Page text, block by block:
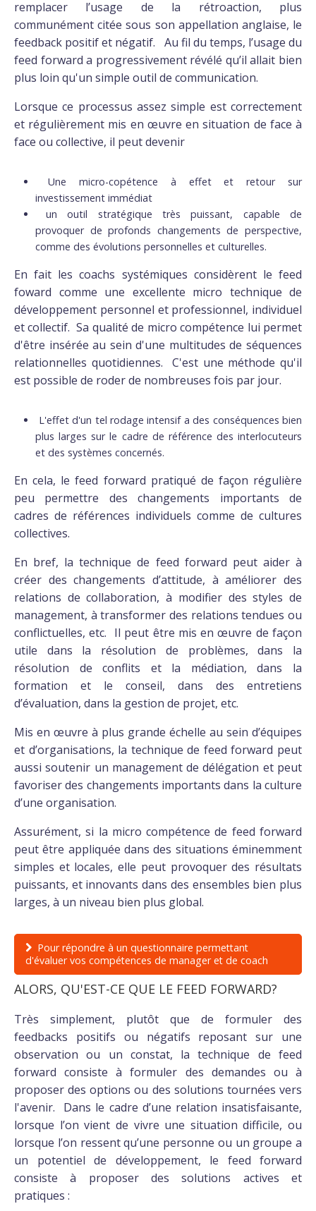
remplacer l’usage de la rétroaction, plus
communément citée sous son appellation anglaise, le
feedback positif et négatif. Au fil du temps, l’usage du
feed forward a progressivement révélé qu’il allait bien
plus loin qu'un simple outil de communication.
Lorsque ce processus assez simple est correctement
et régulièrement mis en œuvre en situation de face à
face ou collective, il peut devenir
Une micro-copétence à effet et retour sur
investissement immédiat
un outil stratégique très puissant, capable de
provoquer de profonds changements de perspective,
comme des évolutions personnelles et culturelles.
En fait les coachs systémiques considèrent le feed
foward comme une excellente micro technique de
développement personnel et professionnel, individuel
et collectif. Sa qualité de micro compétence lui permet
d'être insérée au sein d'une multitudes de séquences
relationnelles quotidiennes. C'est une méthode qu'il
est possible de roder de nombreuses fois par jour.
L'effet d'un tel rodage intensif a des conséquences bien
plus larges sur le cadre de référence des interlocuteurs
et des systèmes concernés.
En cela, le feed forward pratiqué de façon régulière
peu permettre des changements importants de
cadres de références individuels comme de cultures
collectives.
En bref, la technique de feed forward peut aider à
créer des changements d’attitude, à améliorer des
relations de collaboration, à modifier des styles de
management, à transformer des relations tendues ou
conflictuelles, etc. Il peut être mis en œuvre de façon
utile dans la résolution de problèmes, dans la
résolution de conflits et la médiation, dans la
formation et le conseil, dans des entretiens
d’évaluation, dans la gestion de projet, etc.
Mis en œuvre à plus grande échelle au sein d’équipes
et d’organisations, la technique de feed forward peut
aussi soutenir un management de délégation et peut
favoriser des changements importants dans la culture
d’une organisation.
Assurément, si la micro compétence de feed forward
peut être appliquée dans des situations éminemment
simples et locales, elle peut provoquer des résultats
puissants, et innovants dans des ensembles bien plus
larges, à un niveau bien plus global.
Pour répondre à un questionnaire permettant
d'évaluer vos compétences de manager et de coach
ALORS, QU'EST-CE QUE LE FEED FORWARD?
Très simplement, plutôt que de formuler des
feedbacks positifs ou négatifs reposant sur une
observation ou un constat, la technique de feed
forward consiste à formuler des demandes ou à
proposer des options ou des solutions tournées vers
l'avenir. Dans le cadre d’une relation insatisfaisante,
lorsque l’on vient de vivre une situation difficile, ou
lorsque l’on ressent qu’une personne ou un groupe a
un potentiel de développement, le feed forward
consiste à proposer des solutions actives et
pratiques :